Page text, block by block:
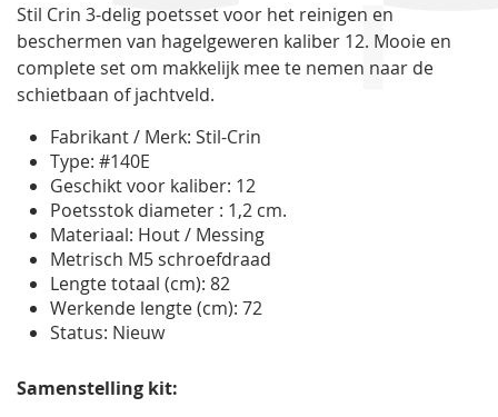
Stil Crin 3-delig poetsset voor het reinigen en
beschermen van hagelgeweren kaliber 12. Mooie en
complete set om makkelijk mee te nemen naar de
schietbaan of jachtveld.
Fabrikant / Merk: Stil-Crin
Type: #140E
Geschikt voor kaliber: 12
Poetsstok diameter : 1,2 cm.
Materiaal: Hout / Messing
Metrisch M5 schroefdraad
Lengte totaal (cm): 82
Werkende lengte (cm): 72
Status: Nieuw
Samenstelling kit: